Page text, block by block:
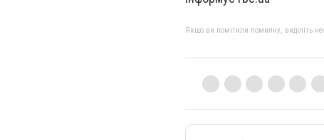
Якщо ви помітили помилку, виділіть